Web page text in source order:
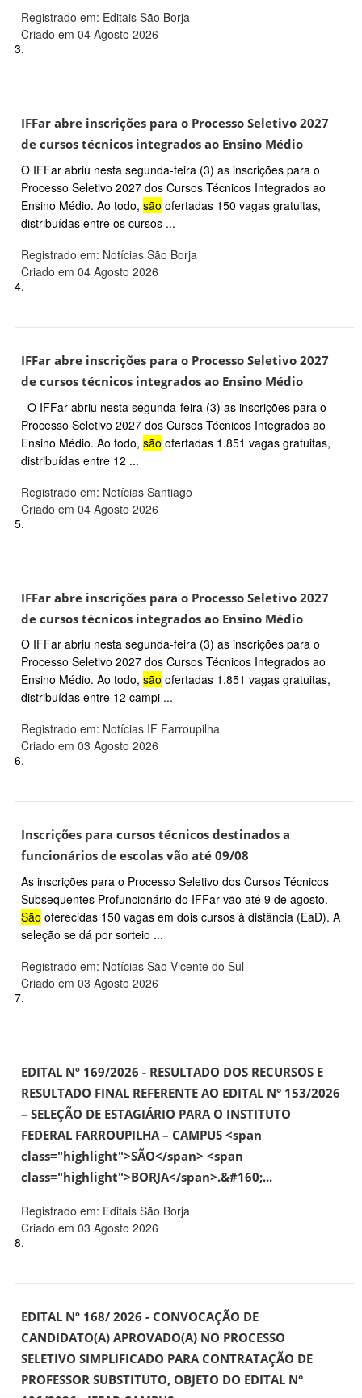
Registrado em: Editais São Borja
Criado em 04 Agosto 2026
3.
IFFar abre inscrições para o Processo Seletivo 2027
de cursos técnicos integrados ao Ensino Médio
O IFFar abriu nesta segunda-feira (3) as inscrições para o
Processo Seletivo 2027 dos Cursos Técnicos Integrados ao
Ensino Médio. Ao todo, são ofertadas 150 vagas gratuitas,
distribuídas entre os cursos ...
Registrado em: Notícias São Borja
Criado em 04 Agosto 2026
4.
IFFar abre inscrições para o Processo Seletivo 2027
de cursos técnicos integrados ao Ensino Médio
O IFFar abriu nesta segunda-feira (3) as inscrições para o
Processo Seletivo 2027 dos Cursos Técnicos Integrados ao
Ensino Médio. Ao todo, são ofertadas 1.851 vagas gratuitas,
distribuídas entre 12 ...
Registrado em: Notícias Santiago
Criado em 04 Agosto 2026
5.
IFFar abre inscrições para o Processo Seletivo 2027
de cursos técnicos integrados ao Ensino Médio
O IFFar abriu nesta segunda-feira (3) as inscrições para o
Processo Seletivo 2027 dos Cursos Técnicos Integrados ao
Ensino Médio. Ao todo, são ofertadas 1.851 vagas gratuitas,
distribuídas entre 12 campi ...
Registrado em: Notícias IF Farroupilha
Criado em 03 Agosto 2026
6.
Inscrições para cursos técnicos destinados a
funcionários de escolas vão até 09/08
As inscrições para o Processo Seletivo dos Cursos Técnicos
Subsequentes Profuncionário do IFFar vão até 9 de agosto.
São oferecidas 150 vagas em dois cursos à distância (EaD). A
seleção se dá por sorteio ...
Registrado em: Notícias São Vicente do Sul
Criado em 03 Agosto 2026
7.
EDITAL Nº 169/2026 - RESULTADO DOS RECURSOS E
RESULTADO FINAL REFERENTE AO EDITAL N° 153/2026
– SELEÇÃO DE ESTAGIÁRIO PARA O INSTITUTO
FEDERAL FARROUPILHA – CAMPUS <span
class="highlight">SÃO</span> <span
class="highlight">BORJA</span>.&#160;...
Registrado em: Editais São Borja
Criado em 03 Agosto 2026
8.
EDITAL Nº 168/ 2026 - CONVOCAÇÃO DE
CANDIDATO(A) APROVADO(A) NO PROCESSO
SELETIVO SIMPLIFICADO PARA CONTRATAÇÃO DE
PROFESSOR SUBSTITUTO, OBJETO DO EDITAL N°